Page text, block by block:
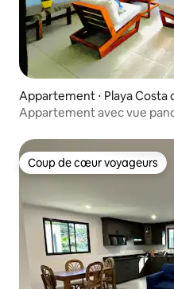
Appartement ⋅ Playa Costa
Appartement avec vue
Coup de cœur voyageurs
Coup de cœur voyageurs